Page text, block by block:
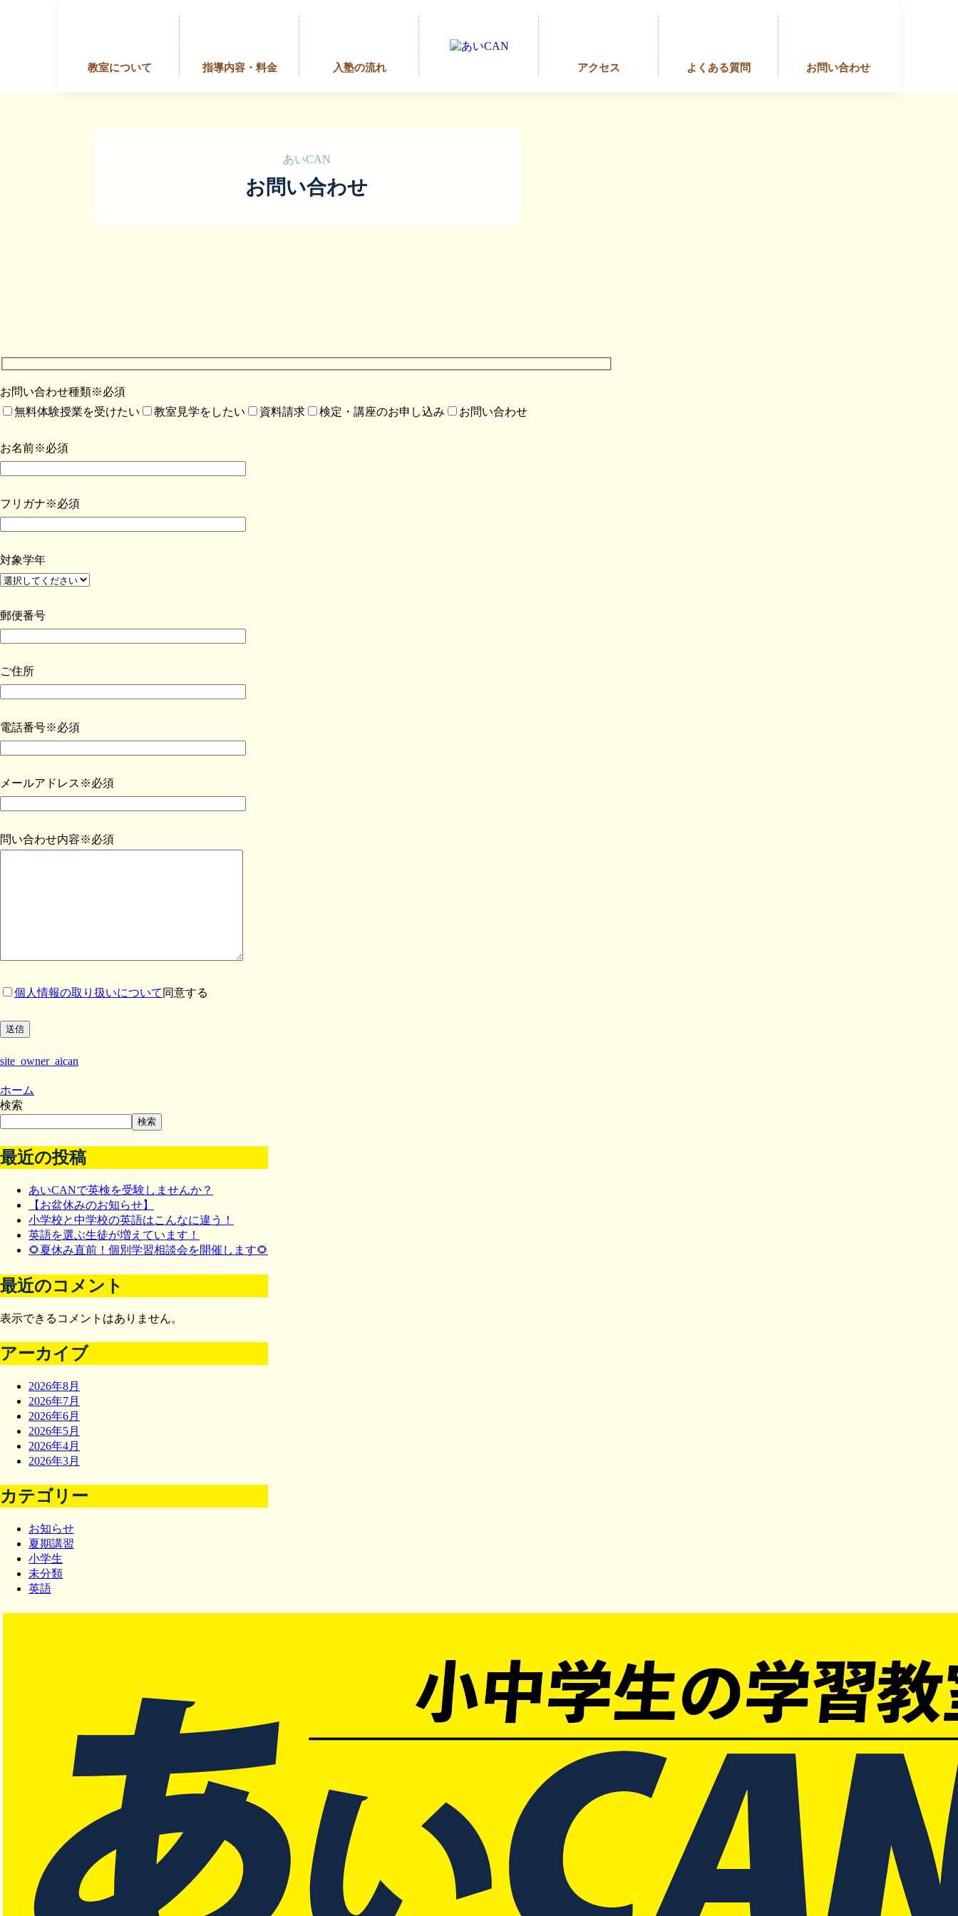
教室について 指導内容・料金 入塾の流れ アクセス よくある質問 お問い合わせ
あいCAN
お問い合わせ
お問い合わせ種類※必須
無料体験授業を受けたい
教室見学をしたい 資料請求 検定・講座のお申し込み お問い合わせ
お名前※必須
フリガナ※必須
対象学年
郵便番号
ご住所
電話番号※必須
メールアドレス※必須
問い合わせ内容※必須
個人情報の取り扱いについて 同意する
site_owner_aican
ホーム
検索
検索
最近の投稿
あいCANで英検を受験しませんか？
【お盆休みのお知らせ】
小学校と中学校の英語はこんなに違う！
英語を選ぶ生徒が増えています！
🌻夏休み直前！個別学習相談会を開催します🌻
最近のコメント
表示できるコメントはありません。
アーカイブ
2026年8月
2026年7月
2026年6月
2026年5月
2026年4月
2026年3月
カテゴリー
お知らせ
夏期講習
小学生
未分類
英語